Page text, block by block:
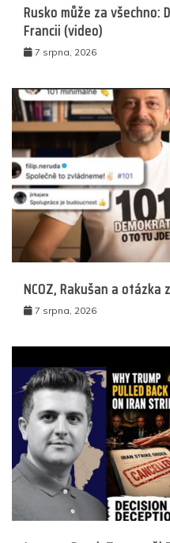
Rusko může za všechno:
Francii (video)
7 srpna, 2026
NCOZ, Rakušan a otázka
7 srpna, 2026